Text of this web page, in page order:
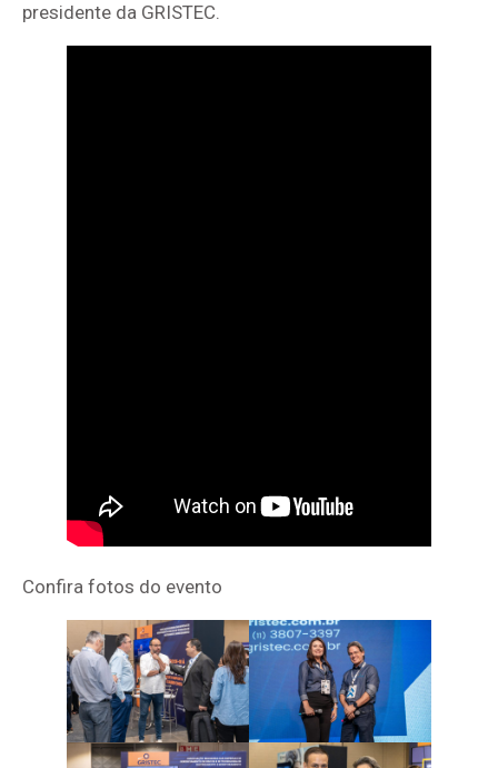
presidente da GRISTEC.
Confira fotos do evento